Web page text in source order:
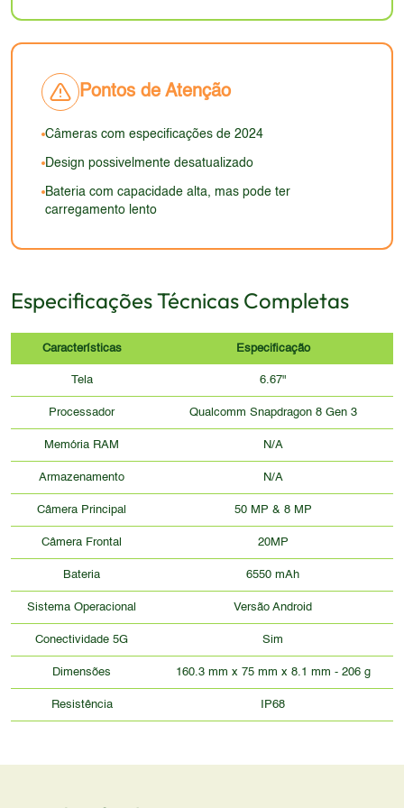
Pontos de Atenção
Câmeras com especificações de 2024
Design possivelmente desatualizado
Bateria com capacidade alta, mas pode ter
carregamento lento
Especificações Técnicas Completas
Características Especificação
Tela 6.67"
Processador Qualcomm Snapdragon 8 Gen 3
Memória RAM N/A
Armazenamento N/A
Câmera Principal 50 MP & 8 MP
Câmera Frontal 20MP
Bateria 6550 mAh
Sistema Operacional Versão Android
Conectividade 5G Sim
Dimensões 160.3 mm x 75 mm x 8.1 mm - 206 g
Resistência IP68